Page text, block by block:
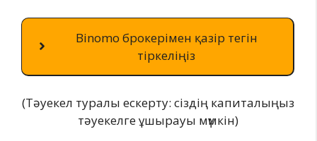
Binomo брокерімен қазір тегін
тіркеліңіз
(Тәуекел туралы ескерту: сіздің капиталыңыз
тәуекелге ұшырауы мүмкін)